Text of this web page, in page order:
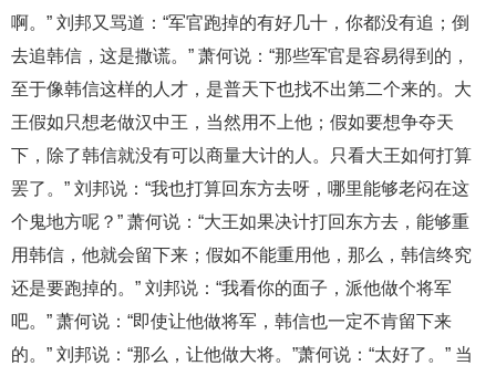
啊。” 刘邦又骂道：“军官跑掉的有好几十，你都没有追；倒
去追韩信，这是撒谎。” 萧何说：“那些军官是容易得到的，
至于像韩信这样的人才，是普天下也找不出第二个来的。大
王假如只想老做汉中王，当然用不上他；假如要想争夺天
下，除了韩信就没有可以商量大计的人。只看大王如何打算
罢了。” 刘邦说：“我也打算回东方去呀，哪里能够老闷在这
个鬼地方呢？” 萧何说：“大王如果决计打回东方去，能够重
用韩信，他就会留下来；假如不能重用他，那么，韩信终究
还是要跑掉的。” 刘邦说：“我看你的面子，派他做个将军
吧。” 萧何说：“即使让他做将军，韩信也一定不肯留下来
的。” 刘邦说：“那么，让他做大将。”萧何说：“太好了。” 当